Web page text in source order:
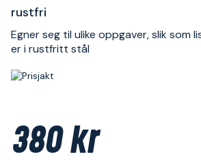
rustfri
Egner seg til ulike oppgaver, slik som
er i rustfritt stål
380 kr